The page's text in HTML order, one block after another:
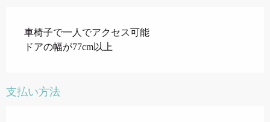
車椅子で一人でアクセス可能
ドアの幅が77cm以上
支払い方法